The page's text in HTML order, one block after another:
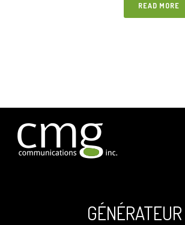
READ MORE
GÉNÉRATEUR